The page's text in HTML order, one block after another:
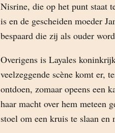
Nisrine, die op het punt staat
is en de gescheiden moeder
bespaard die zij als ouder
Overigens is Layales
veelzeggende scène komt er,
ontdoen, zomaar opeens een
haar macht over hem
stoel om een kruis te slaan en